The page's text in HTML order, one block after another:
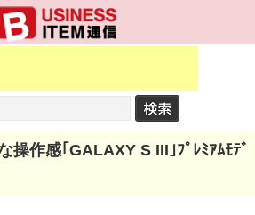
操作感｢GALAXY S III｣ﾌﾟﾚﾐｱﾑﾓﾃﾞ